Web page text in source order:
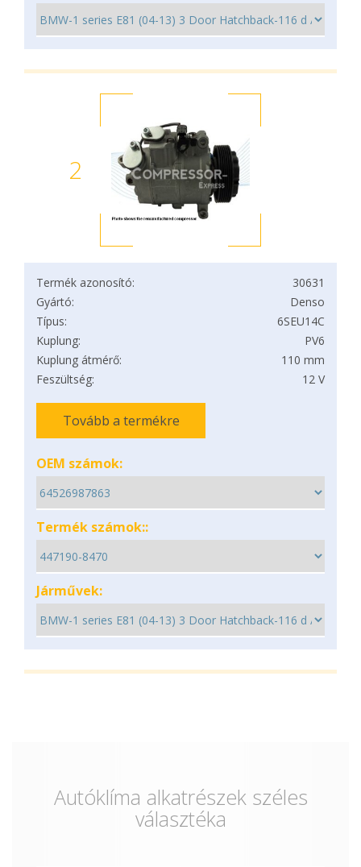
2
Termék azonosító:
30631
Gyártó:
Denso
Típus:
6SEU14C
Kuplung:
PV6
Kuplung átmérő:
110 mm
Feszültség:
12 V
Tovább a termékre
OEM számok:
Termék számok::
Járművek:
Autóklíma alkatrészek széles
választéka